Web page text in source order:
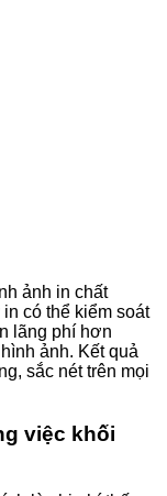
ảnh in chất
có thể kiểm soát
lãng phí hơn
ảnh. Kết quả
sắc nét trên mọi
việc khối